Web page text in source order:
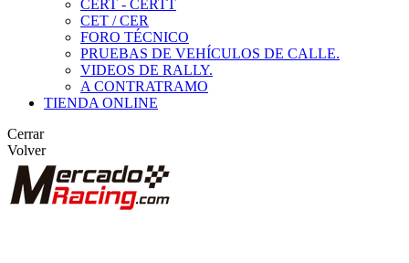
CERT - CERTT
CET / CER
FORO TÉCNICO
PRUEBAS DE VEHÍCULOS DE CALLE.
VIDEOS DE RALLY.
A CONTRATRAMO
TIENDA ONLINE
Cerrar
Volver